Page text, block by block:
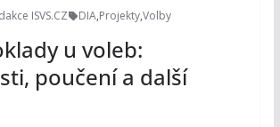
ISVS.CZ DIA,Projekty,Volby
u voleb:
poučení a další